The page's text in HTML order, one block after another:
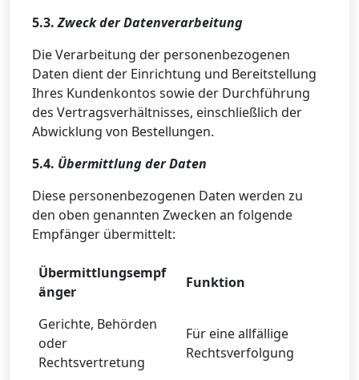
5.3.Zweck der Datenverarbeitung
Die Verarbeitung der personenbezogenen
Daten dient der Einrichtung und Bereitstellung
Ihres Kundenkontos sowie der Durchführung
des Vertragsverhältnisses, einschließlich der
Abwicklung von Bestellungen.
5.4. Übermittlung der Daten
Diese personenbezogenen Daten werden zu
den oben genannten Zwecken an folgende
Empfänger übermittelt:
Übermittlungsempf
änger
Funktion
Gerichte, Behörden
oder
Rechtsvertretung
Für eine allfällige
Rechtsverfolgung